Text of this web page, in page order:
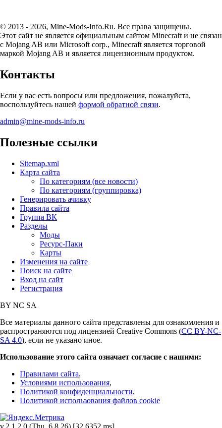
© 2013 - 2026, Mine-Mods-Info.Ru. Все права защищены.
Этот сайт не является официальным сайтом Minecraft и не связан
с Mojang AB или Microsoft corp., Minecraft является торговой
маркой Mojang AB и является лицензионным продуктом.
Контакты
Если у вас есть вопросы или предложения, пожалуйста,
воспользуйтесь нашей формой обратной связи.
admin@mine-mods-info.ru
Полезные ссылки
Sitemap.xml
Карта сайта
По категориям (все новости)
По категориям (группировка)
Генерировать ачивку
Правила сайта
Группа ВК
Разделы
Моды
Ресурс-Паки
Карты
Изменения на сайте
Поиск на сайте
Вход на сайт
Регистрация
BY NC SA
Все материалы данного сайта представлены для ознакомления и
распространяются под лицензией Creative Commons (CC BY-NC-
SA 4.0), если не указано иное.
Использование этого сайта означает согласие с нашими:
Правилами сайта,
Условиями использования,
Политикой конфиденциальности,
Политикой использования файлов cookie
v.2.1.2.0 (Thu, 6.8.26) [32.6352 ms]